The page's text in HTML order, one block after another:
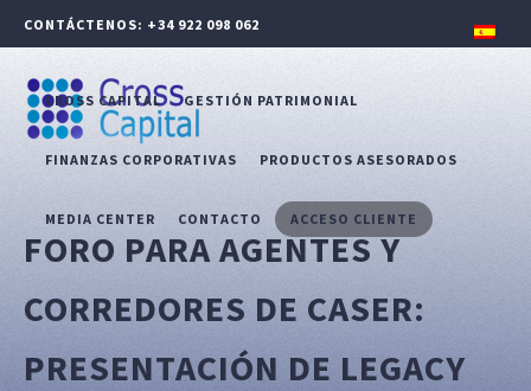
CONTÁCTENOS: +34 922 098 062
CROSS CAPITAL GESTIÓN PATRIMONIAL
FINANZAS CORPORATIVAS PRODUCTOS ASESORADOS
MEDIA CENTER CONTACTO ACCESO CLIENTE
FORO PARA AGENTES Y
CORREDORES DE CASER:
PRESENTACIÓN DE LEGACY